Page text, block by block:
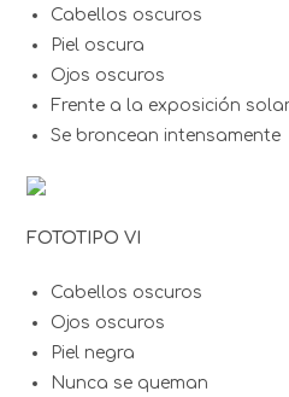
Cabellos oscuros
Piel oscura
Ojos oscuros
Frente a la exposición
Se broncean intensamente
FOTOTIPO VI
Cabellos oscuros
Ojos oscuros
Piel negra
Nunca se queman